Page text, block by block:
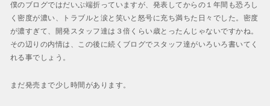
僕のブログではだいぶ端折っていますが、発表してからの１年間も恐ろし
く密度が濃い、トラブルと涙と笑いと怒号に充ち満ちた日々でした。密度
が濃すぎて、開発スタッフ達は３倍くらい歳とったんじゃないですかね。
その辺りの内情は、この後に続くブログでスタッフ達がいろいろ書いてく
れる事でしょう。
まだ発売まで少し時間があります。